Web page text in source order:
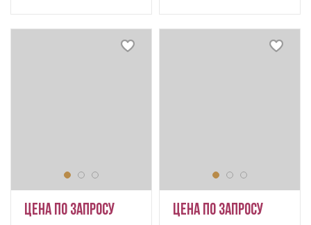
Цена по запросу Цена по запросу